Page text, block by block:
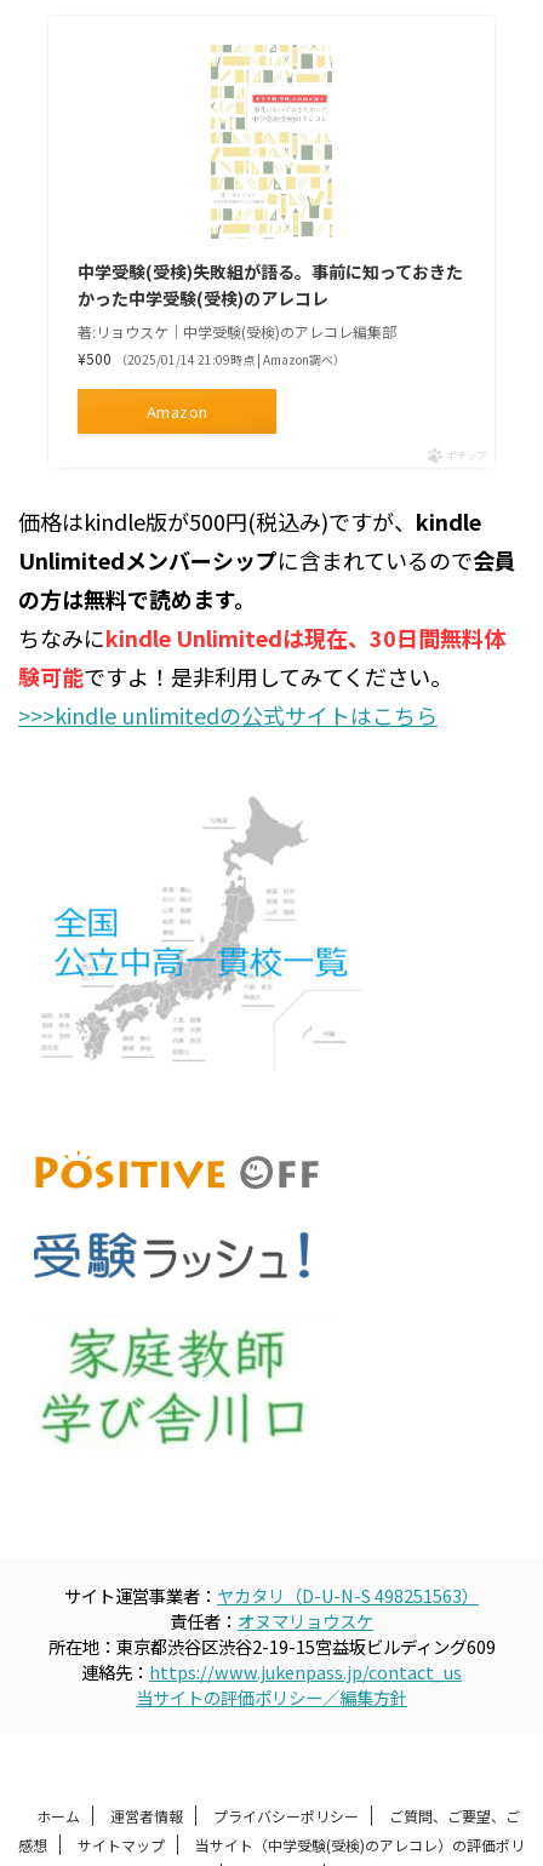
中学受験(受検)失敗組が語る。事前に知っておきた
かった中学受験(受検)のアレコレ
著:リョウスケ｜中学受験(受検)のアレコレ編集部
¥500
（2025/01/14 21:09時点 | Amazon調べ）
Amazon
ポチップ
価格はkindle版が500円(税込み)ですが、 kindle
Unlimitedメンバーシップに含まれているので会員
の方は無料で読めます。
ちなみにkindle Unlimitedは現在、30日間無料体
験可能ですよ！是非利用してみてください。
>>>kindle unlimitedの公式サイトはこちら
サイト運営事業者： ヤカタリ（D-U-N-S 498251563）
責任者： オヌマリョウスケ
所在地：東京都渋谷区渋谷2-19-15宮益坂ビルディング609
連絡先： https://www.jukenpass.jp/contact_us
当サイトの評価ポリシー／編集方針
ホーム 運営者情報 プライバシーポリシー
ご質問、ご要望、ご
感想
サイトマップ
当サイト（中学受験(受検)のアレコレ）の評価ポリ